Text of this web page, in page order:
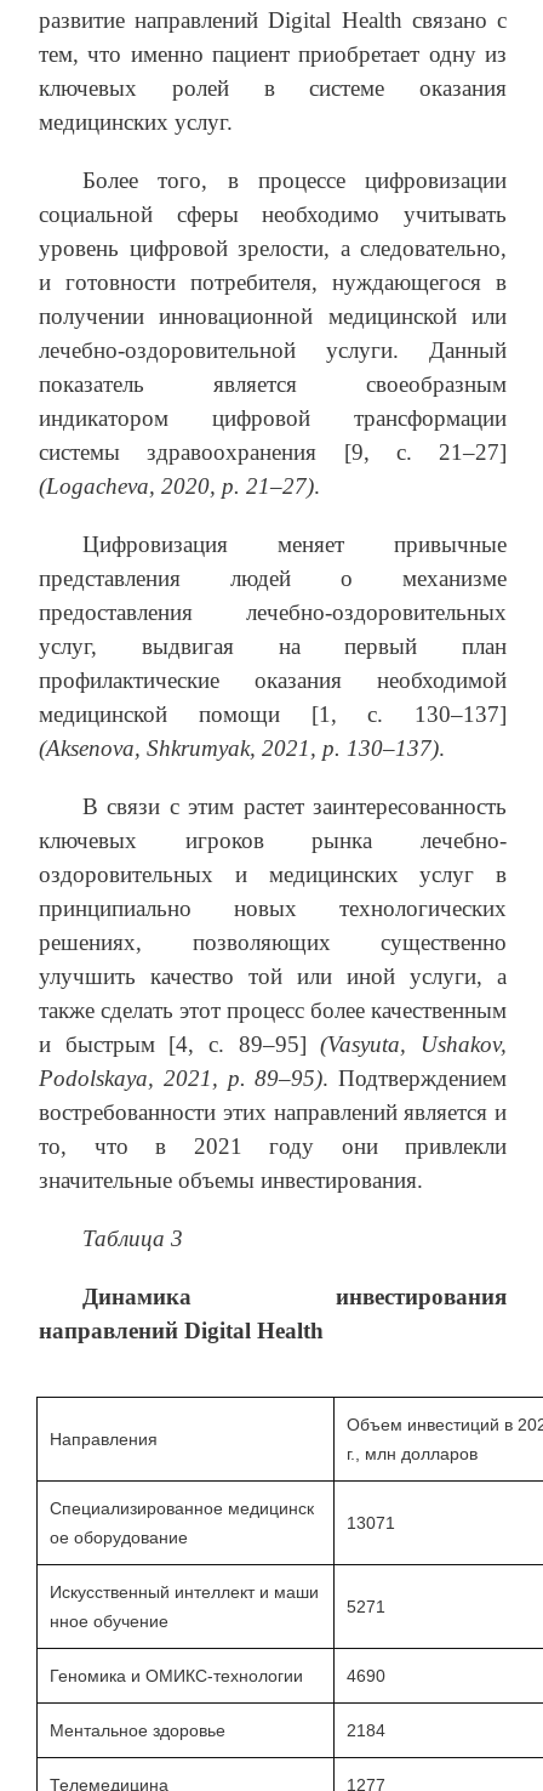
развитие направлений Digital Health связано с
тем, что именно пациент приобретает одну из
ключевых ролей в системе оказания
медицинских услуг.
Более того, в процессе цифровизации
социальной сферы необходимо учитывать
уровень цифровой зрелости, а следовательно,
и готовности потребителя, нуждающегося в
получении инновационной медицинской или
лечебно-оздоровительной услуги. Данный
показатель является своеобразным
индикатором цифровой трансформации
системы здравоохранения [9, с. 21–27]
(Logacheva, 2020, р. 21–27).
Цифровизация меняет привычные
представления людей о механизме
предоставления лечебно-оздоровительных
услуг, выдвигая на первый план
профилактические оказания необходимой
медицинской помощи [1, с. 130–137]
(Aksenova, Shkrumyak, 2021, р. 130–137).
В связи с этим растет заинтересованность
ключевых игроков рынка лечебно-
оздоровительных и медицинских услуг в
принципиально новых технологических
решениях, позволяющих существенно
улучшить качество той или иной услуги, а
также cделать этот процесс более качественным
и быстрым [4, с. 89–95](Vasyuta, Ushakov,
Podolskaya, 2021, р. 89–95). Подтверждением
востребованности этих направлений является и
то, что в 2021 году они привлекли
значительные объемы инвестирования.
Таблица 3
Динамика инвестирования
направлений Digital Health
Направления
Объем инвестиций в
г., млн долларов
Специализированное медицинск
ое оборудование
13071
Искусственный интеллект и маши
нное обучение
5271
Геномика и ОМИКС-технологии 4690
Ментальное здоровье 2184
Телемедицина 1277